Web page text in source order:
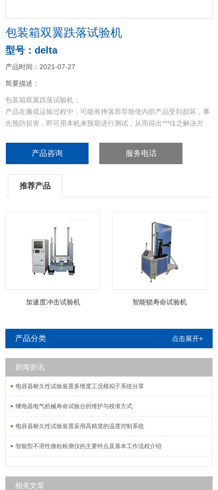
包装箱双翼跌落试验机
型号：delta
产品时间：2021-07-27
简要描述：
包装箱双翼跌落试验机：
产品在搬或运输过程中，可能有摔落而导致使内部产品受到损坏，事
先预防损害，即可用本机来预期进行测试，从而得出***佳之解决方
产品咨询 服务电话
推荐产品
加速度冲击试验机 智能锁寿命试验机
产品分类 点击展开+
新闻资讯
电容器耐久性试验装置多维度工况模拟子系统分享
继电器电气机械寿命试验台的维护与校准方式
电容器耐久性试验装置采用高精度的温度控制系统
智能型不溶性微粒检测仪的主要特点及基本工作流程介绍
相关文章